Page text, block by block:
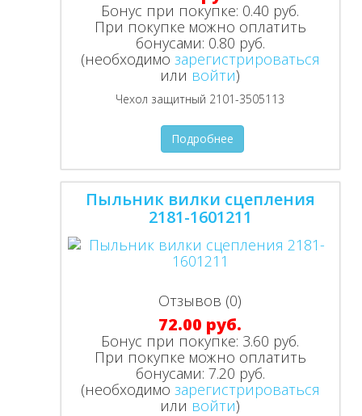
Бонус при покупке: 0.40 руб.
При покупке можно оплатить
бонусами: 0.80 руб.
(необходимо зарегистрироваться
или войти)
Чехол защитный 2101-3505113
Подробнее
Пыльник вилки сцепления
2181-1601211
Отзывов (0)
72.00 руб.
Бонус при покупке: 3.60 руб.
При покупке можно оплатить
бонусами: 7.20 руб.
(необходимо зарегистрироваться
или войти)